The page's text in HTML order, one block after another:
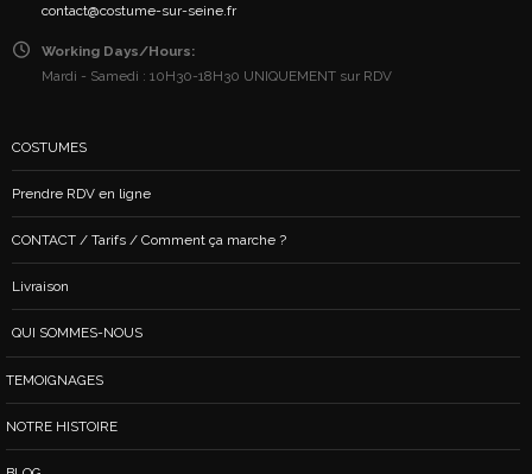
contact@costume-sur-seine.fr
Working Days/Hours:
Mardi - Samedi : 10H30-18H30 UNIQUEMENT sur RDV
COSTUMES
Prendre RDV en ligne
CONTACT / Tarifs / Comment ça marche ?
Livraison
QUI SOMMES-NOUS
TEMOIGNAGES
NOTRE HISTOIRE